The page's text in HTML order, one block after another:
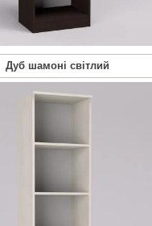
Дуб шамоні світлий